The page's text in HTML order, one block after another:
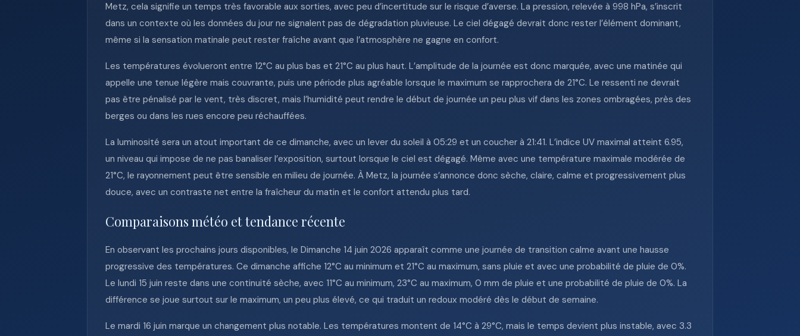
Metz, cela signifie un temps très favorable aux sorties, avec peu d’incertitude sur le risque d’averse. La pression, relevée à 998 hPa, s’inscrit
dans un contexte où les données du jour ne signalent pas de dégradation pluvieuse. Le ciel dégagé devrait donc rester l’élément dominant,
même si la sensation matinale peut rester fraîche avant que l’atmosphère ne gagne en confort.
Les températures évolueront entre 12°C au plus bas et 21°C au plus haut. L’amplitude de la journée est donc marquée, avec une matinée qui
appelle une tenue légère mais couvrante, puis une période plus agréable lorsque le maximum se rapprochera de 21°C. Le ressenti ne devrait
pas être pénalisé par le vent, très discret, mais l’humidité peut rendre le début de journée un peu plus vif dans les zones ombragées, près des
berges ou dans les rues encore peu réchauffées.
La luminosité sera un atout important de ce dimanche, avec un lever du soleil à 05:29 et un coucher à 21:41. L’indice UV maximal atteint 6.95,
un niveau qui impose de ne pas banaliser l’exposition, surtout lorsque le ciel est dégagé. Même avec une température maximale modérée de
21°C, le rayonnement peut être sensible en milieu de journée. À Metz, la journée s’annonce donc sèche, claire, calme et progressivement plus
douce, avec un contraste net entre la fraîcheur du matin et le confort attendu plus tard.
Comparaisons météo et tendance récente
En observant les prochains jours disponibles, le Dimanche 14 juin 2026 apparaît comme une journée de transition calme avant une hausse
progressive des températures. Ce dimanche affiche 12°C au minimum et 21°C au maximum, sans pluie et avec une probabilité de pluie de 0%.
Le lundi 15 juin reste dans une continuité sèche, avec 11°C au minimum, 23°C au maximum, 0 mm de pluie et une probabilité de pluie de 0%. La
différence se joue surtout sur le maximum, un peu plus élevé, ce qui traduit un redoux modéré dès le début de semaine.
Le mardi 16 juin marque un changement plus notable. Les températures montent de 14°C à 29°C, mais le temps devient plus instable, avec 3.3